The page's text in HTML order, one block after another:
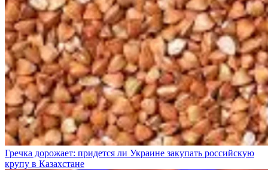
Гречка дорожает: придется ли Украине закупать российскую
крупу в Казахстане